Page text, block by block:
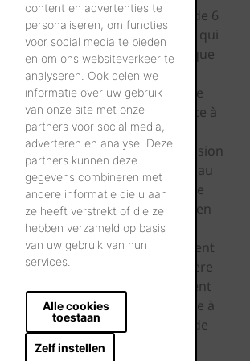
content en advertenties te
personaliseren, om functies
voor social media te bieden
en om ons websiteverkeer te
analyseren. Ook delen we
informatie over uw gebruik
van onze site met onze
partners voor social media,
adverteren en analyse. Deze
partners kunnen deze
gegevens combineren met
andere informatie die u aan
ze heeft verstrekt of die ze
hebben verzameld op basis
van uw gebruik van hun
services.
Alle cookies
toestaan
Zelf instellen
mortier et
de la classe
d'exécution.
l’Eurocode 6
(EC6). Ce qui
signifie que
tous les
calculs de
résistance à
la
compression
de murs au
moyen de
cet outil en
ligne
s’effectuent
de manière
totalement
conforme à
l’Eurocode